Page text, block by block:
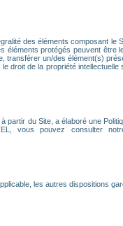
des éléments composant
protégés peuvent
transférer un/des élément(s)
droit de la propriété
partir du Site, a élaboré une
vous pouvez consulter
les autres dispositions